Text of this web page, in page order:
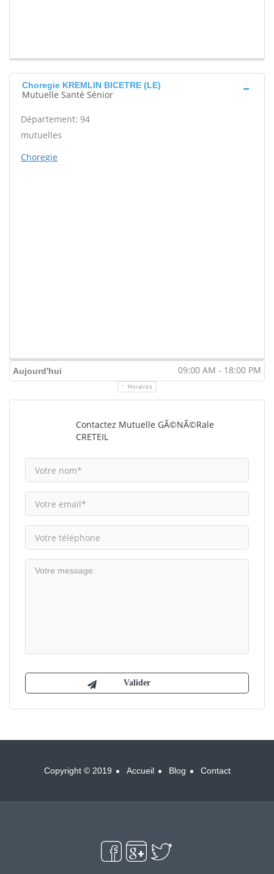
Choregie KREMLIN BICETRE (LE)
Mutuelle Santé Sénior
Département: 94
mutuelles
Choregie
Aujourd'hui 09:00 AM - 18:00 PM
Horaires
Contactez Mutuelle GÃ©nÃ©rale
CRETEIL
Copyright © 2019 Accueil Blog Contact